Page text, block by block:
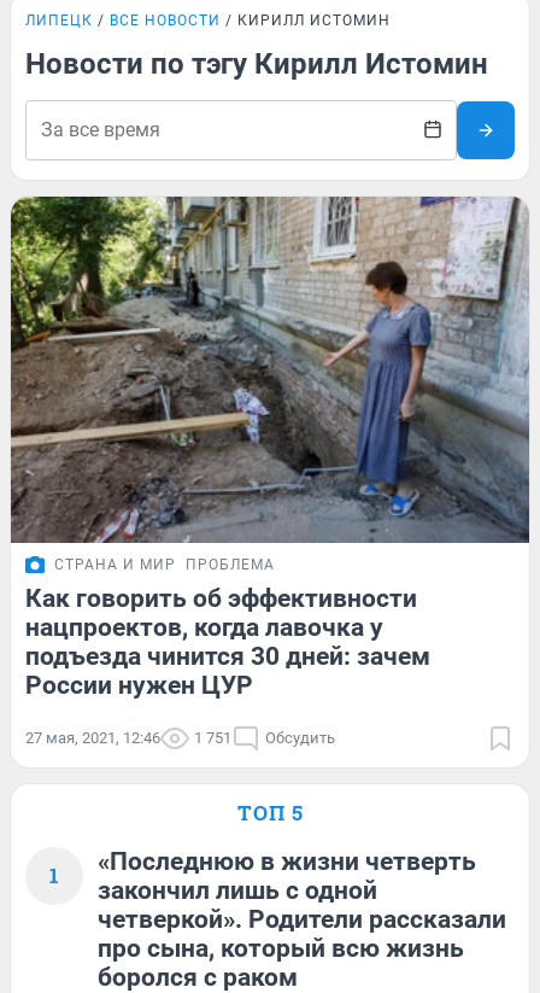
ЛИПЕЦК ВСЕ НОВОСТИ КИРИЛЛ ИСТОМИН
Новости по тэгу Кирилл Истомин
СТРАНА И МИР ПРОБЛЕМА
Как говорить об эффективности
нацпроектов, когда лавочка у
подъезда чинится 30 дней: зачем
России нужен ЦУР
27 мая, 2021, 12:46 1 751 Обсудить
ТОП 5
1
«Последнюю в жизни четверть
закончил лишь с одной
четверкой». Родители рассказали
про сына, который всю жизнь
боролся с раком